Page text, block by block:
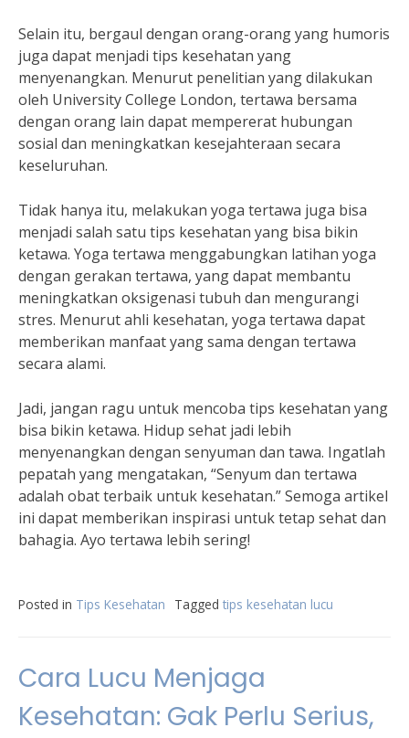
Selain itu, bergaul dengan orang-orang yang humoris
juga dapat menjadi tips kesehatan yang
menyenangkan. Menurut penelitian yang dilakukan
oleh University College London, tertawa bersama
dengan orang lain dapat mempererat hubungan
sosial dan meningkatkan kesejahteraan secara
keseluruhan.
Tidak hanya itu, melakukan yoga tertawa juga bisa
menjadi salah satu tips kesehatan yang bisa bikin
ketawa. Yoga tertawa menggabungkan latihan yoga
dengan gerakan tertawa, yang dapat membantu
meningkatkan oksigenasi tubuh dan mengurangi
stres. Menurut ahli kesehatan, yoga tertawa dapat
memberikan manfaat yang sama dengan tertawa
secara alami.
Jadi, jangan ragu untuk mencoba tips kesehatan yang
bisa bikin ketawa. Hidup sehat jadi lebih
menyenangkan dengan senyuman dan tawa. Ingatlah
pepatah yang mengatakan, “Senyum dan tertawa
adalah obat terbaik untuk kesehatan.” Semoga artikel
ini dapat memberikan inspirasi untuk tetap sehat dan
bahagia. Ayo tertawa lebih sering!
Posted in Tips Kesehatan Tagged tips kesehatan lucu
Cara Lucu Menjaga
Kesehatan: Gak Perlu Serius,